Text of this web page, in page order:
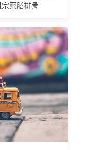
藥膳排骨